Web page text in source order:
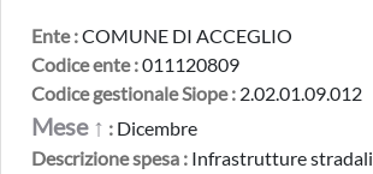
Ente :COMUNE DI ACCEGLIO
Codice ente :011120809
Codice gestionale Siope : 2.02.01.09.012
Mese ↑ : Dicembre
Descrizione spesa : Infrastrutture stradali